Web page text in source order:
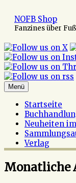
Inhalt
springen
NOFB Shop
Fanzines über
Menü
Startseite
Neuheiten
Verlag
Monatliche